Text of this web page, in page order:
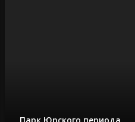
Парк Юрского периода